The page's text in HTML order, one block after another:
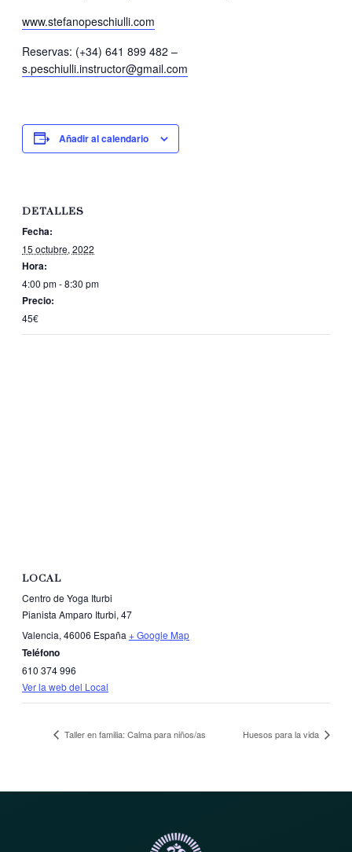
www.stefanopeschiulli.com
Reservas: (+34) 641 899 482 –
s.peschiulli.instructor@gmail.com
Añadir al calendario
DETALLES
Fecha:
15 octubre, 2022
Hora:
4:00 pm - 8:30 pm
Precio:
45€
LOCAL
Centro de Yoga Iturbi
Pianista Amparo Iturbi, 47
Valencia, 46006 España + Google Map
Teléfono
610 374 996
Ver la web del Local
Taller en familia: Calma para niños/as Huesos para la vida